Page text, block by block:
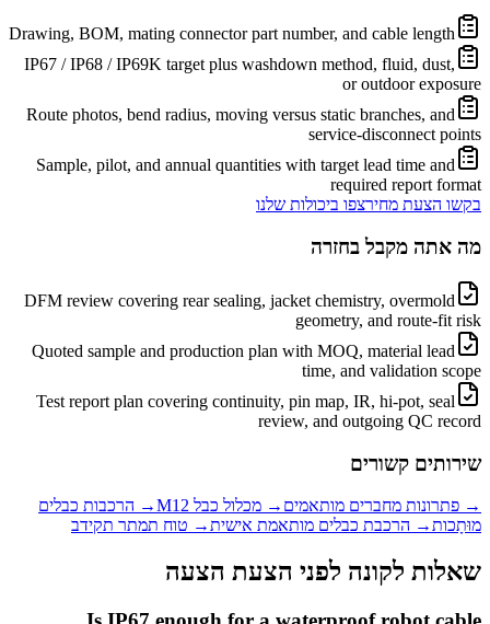
Drawing, BOM, mating connector part number, and cable length
IP67 / IP68 / IP69K target plus washdown method, fluid, dust,
or outdoor exposure
Route photos, bend radius, moving versus static branches, and
service-disconnect points
Sample, pilot, and annual quantities with target lead time and
required report format
בקשו הצעת מחירצפו ביכולות שלנו
מה אתה מקבל בחזרה
DFM review covering rear sealing, jacket chemistry, overmold
geometry, and route-fit risk
Quoted sample and production plan with MOQ, material lead
time, and validation scope
Test report plan covering continuity, pin map, IR, hi-pot, seal
review, and outgoing QC record
שירותים קשורים
→ פתרונות מחברים מותאמים → מכלול כבל M12 → הרכבות כבלים
מוּתָכות→ הרכבת כבלים מותאמת אישית→ טוח תמתר תקידב
שאלות לקונה לפני הצעת הצעה